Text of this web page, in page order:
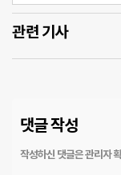
관련 기사
댓글 작성